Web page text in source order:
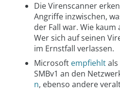
Die Virenscanner
Angriffe inzwischen,
der Fall war. Wie
Wer sich auf seinen
im Ernstfall verlassen.
Microsoft empfiehlt
SMBv1 an den
n, ebenso andere